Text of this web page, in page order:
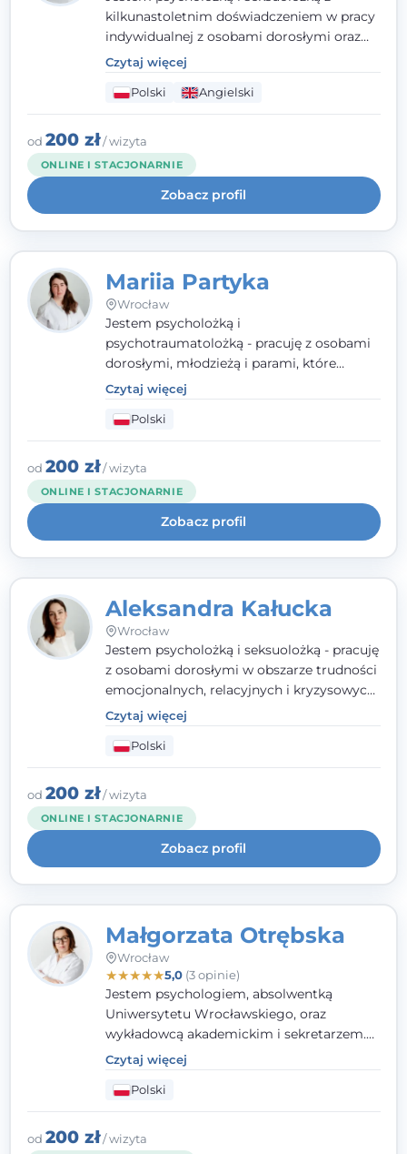
kilkunastoletnim doświadczeniem w pracy
indywidualnej z osobami dorosłymi oraz
parami. Specjalizuję się w obszarze zdrowia
seksualnego, żałoby, kryzysów życiowych i
wypalenia zawodowego. Pracuję w języku
polskim i angielskim, w podejściu
humanistycznym, opartym na
partnerstwie i podmiotowości klienta.
Czytaj więcej
Polski Angielski
od 200 zł/ wizyta
ONLINE I STACJONARNIE
Zobacz profil
Mariia Partyka
Wrocław
Jestem psycholożką i
psychotraumatolożką - pracuję z osobami
dorosłymi, młodzieżą i parami, które
doświadczają kryzysów psychicznych,
traumy, stanów lękowych i trudności
relacyjnych. W pracy kieruję się
uważnością, empatią i głębokim
szacunkiem dla indywidualnej historii
każdego człowieka. Jestem w trakcie
czteroletniej szkoły psychoterapii
poznawczo-behawioralnej
rekomendowanej przez PTTPB.
Czytaj więcej
Polski
od 200 zł/ wizyta
ONLINE I STACJONARNIE
Zobacz profil
Aleksandra Kałucka
Wrocław
Jestem psycholożką i seksuolożką - pracuję
z osobami dorosłymi w obszarze trudności
emocjonalnych, relacyjnych i kryzysowych,
w tym z osobami po doświadczeniach
przemocy. Ukończyłam psychologię
kliniczną oraz studia podyplomowe z
interwencji kryzysowej i seksuologii
klinicznej na SWPS we Wrocławiu. W pracy
kieruję się empatią, etyką zawodową i
uważnością na potrzeby klienta.
Czytaj więcej
Polski
od 200 zł/ wizyta
ONLINE I STACJONARNIE
Zobacz profil
Małgorzata Otrębska
Wrocław
★★★★★5,0(3 opinie)
Jestem psychologiem, absolwentką
Uniwersytetu Wrocławskiego, oraz
wykładowcą akademickim i sekretarzem.
Dodatkowo mam kwalifikacje mediatora,
specjalizując się w sprawach rodzinnych,
cywilnych oraz karnych.
Czytaj więcej
Polski
od 200 zł/ wizyta